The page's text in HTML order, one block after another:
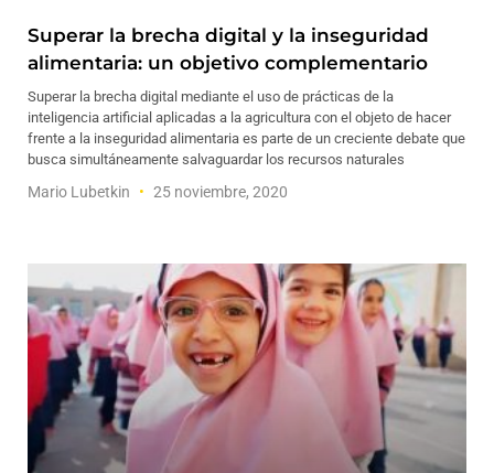
Superar la brecha digital y la inseguridad
alimentaria: un objetivo complementario
Superar la brecha digital mediante el uso de prácticas de la
inteligencia artificial aplicadas a la agricultura con el objeto de hacer
frente a la inseguridad alimentaria es parte de un creciente debate que
busca simultáneamente salvaguardar los recursos naturales
Mario Lubetkin 25 noviembre, 2020